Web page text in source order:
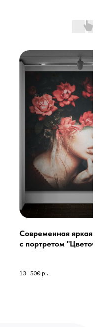
Современная яркая
с портретом
13 500 р.